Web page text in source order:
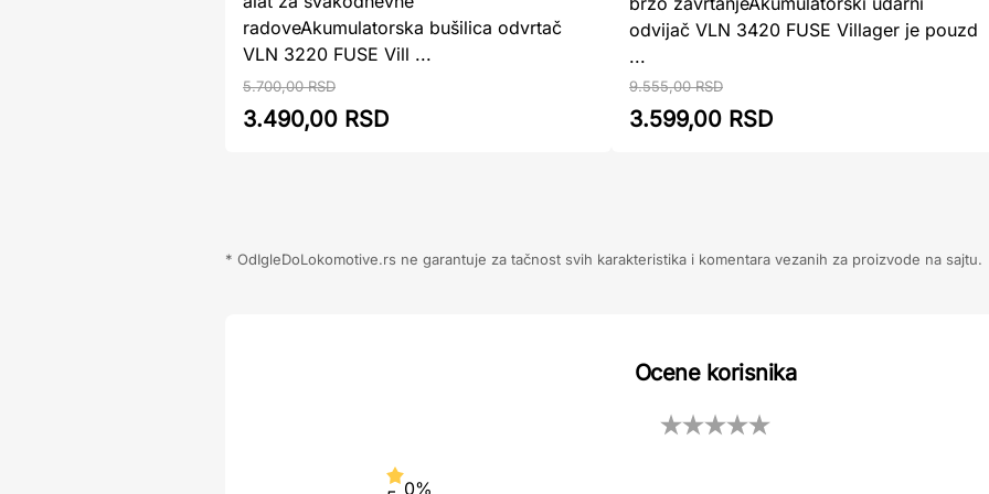
radoveAkumulatorska bušilica odvrtač
VLN 3220 FUSE Vill ...
5.700,00 RSD
3.490,00 RSD
odvijač VLN 3420 FUSE Villager je pouzd
...
9.555,00 RSD
3.599,00 RSD
* OdIgleDoLokomotive.rs ne garantuje za tačnost svih karakteristika i komentara vezanih za proizvode na sajtu.
Ocene korisnika
0%